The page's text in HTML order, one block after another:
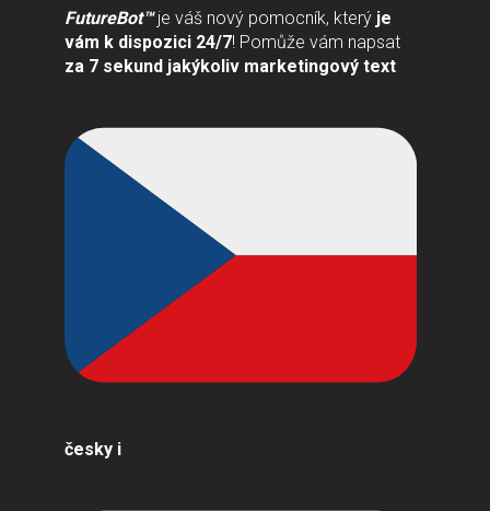
FutureBot™je váš nový pomocník, který je
vám k dispozici 24/7! Pomůže vám napsat
za 7 sekund jakýkoliv marketingový text
česky i